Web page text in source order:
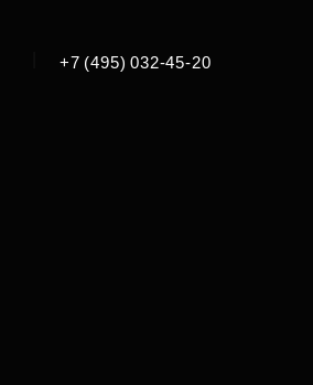
+7 (495) 032-45-20